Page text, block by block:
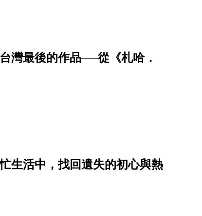
灣最後的作品──從《札哈．
生活中，找回遺失的初心與熱